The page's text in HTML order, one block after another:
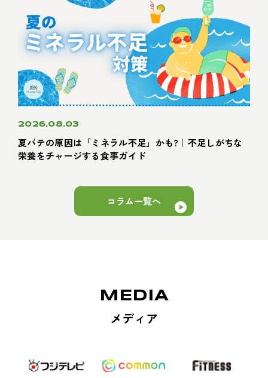
2026.08.03
夏バテの原因は「ミネラル不足」かも?｜不足しがちな
栄養をチャージする食事ガイド
コラム一覧へ
MEDIA
メディア